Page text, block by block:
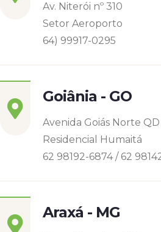
Av. Niterói nº 310
Setor Aeroporto
64) 99917-0295
Goiânia - GO
Avenida Goiás Norte QD
Residencial Humaitá
62 98192-6874 / 62
Araxá - MG